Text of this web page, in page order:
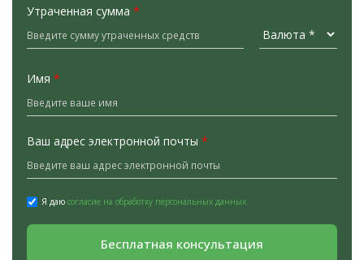
Утраченная сумма *
Имя *
Ваш адрес электронной почты *
Я даю согласие на обработку персональных данных.
Бесплатная консультация